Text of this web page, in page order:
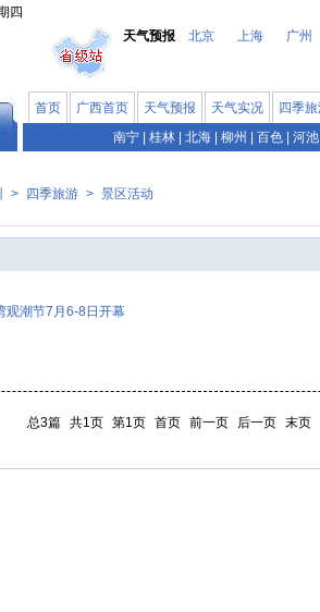
四
天气预报
北京 上海 广州
首页 广西首页 天气预报 天气实况
四季
南宁
桂林 北海 柳州 百色 河池
> 四季旅游 > 景区活动
观潮节7月6-8日开幕
总3篇 共1页 第1页 首页 前一页 后一页 末页